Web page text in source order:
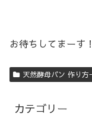
お待ちしてまーす！
天然酵母パン 作り
カテゴリー